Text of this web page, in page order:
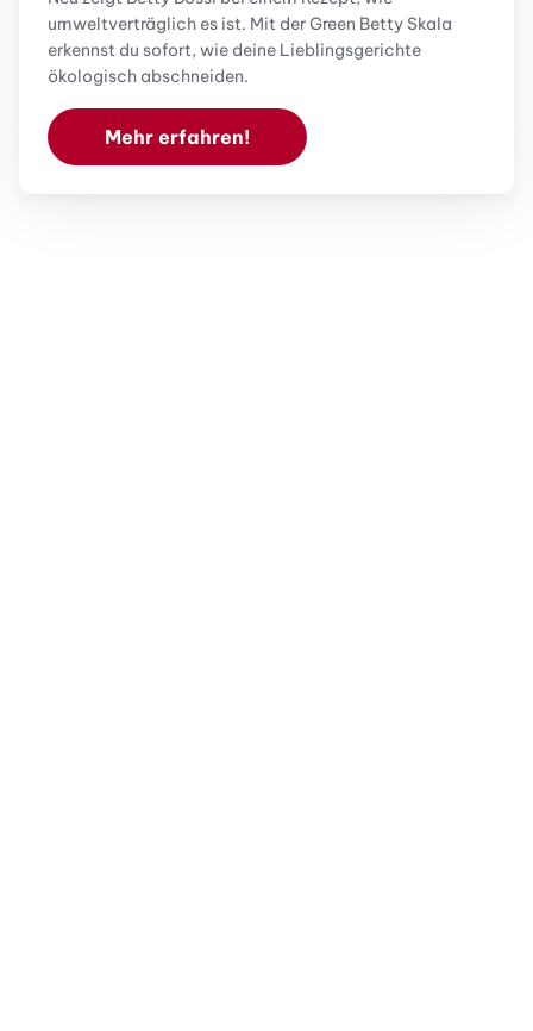
umweltverträglich es ist. Mit der Green Betty Skala
erkennst du sofort, wie deine Lieblingsgerichte
ökologisch abschneiden.
Mehr erfahren!